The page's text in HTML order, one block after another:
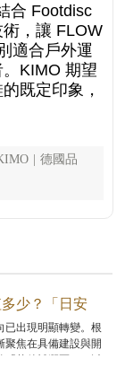
合 Footdisc
，讓 FLOW
適合戶外運
KIMO 期望
既定印象，
| 德國品
少？「日安
已出現明顯轉變。根
聚焦在具備建設與開
「落後補漲區」，以